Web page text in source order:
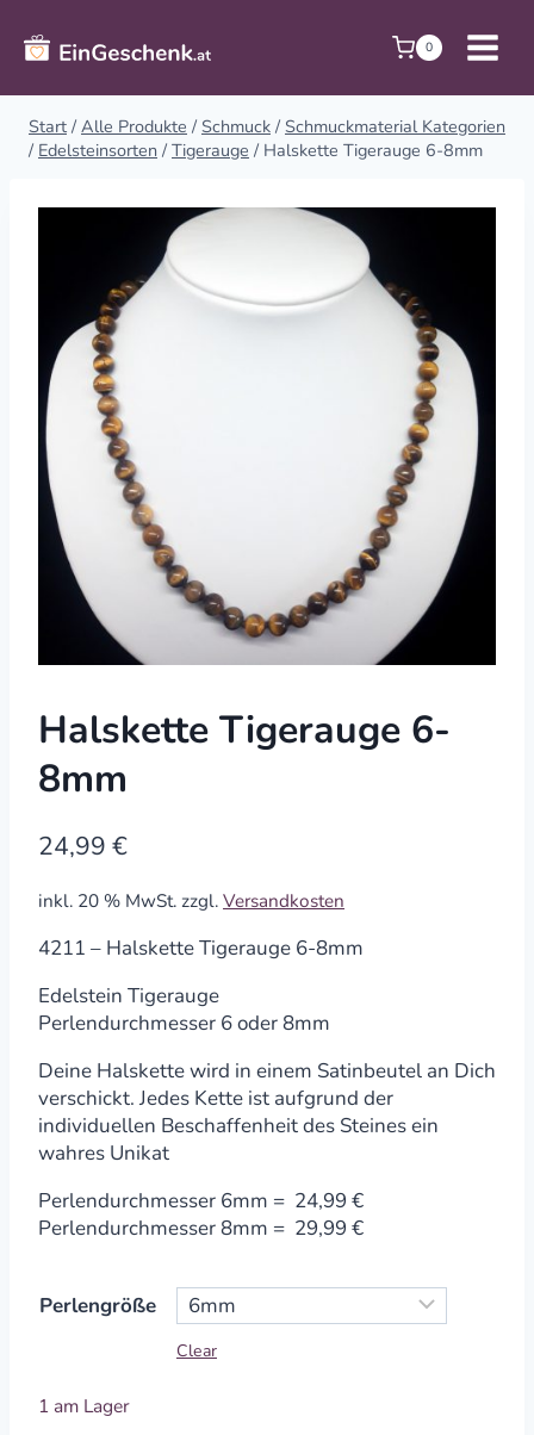
Inhalt
springen
0
Start / Alle Produkte / Schmuck / Schmuckmaterial Kategorien
/ Edelsteinsorten / Tigerauge / Halskette Tigerauge 6-8mm
Halskette Tigerauge 6-
8mm
24,99 €
inkl. 20 % MwSt. zzgl. Versandkosten
4211 – Halskette Tigerauge 6-8mm
Edelstein Tigerauge
Perlendurchmesser 6 oder 8mm
Deine Halskette wird in einem Satinbeutel an Dich
verschickt. Jedes Kette ist aufgrund der
individuellen Beschaffenheit des Steines ein
wahres Unikat
Perlendurchmesser 6mm = 24,99 €
Perlendurchmesser 8mm = 29,99 €
Perlengröße
Clear
1 am Lager